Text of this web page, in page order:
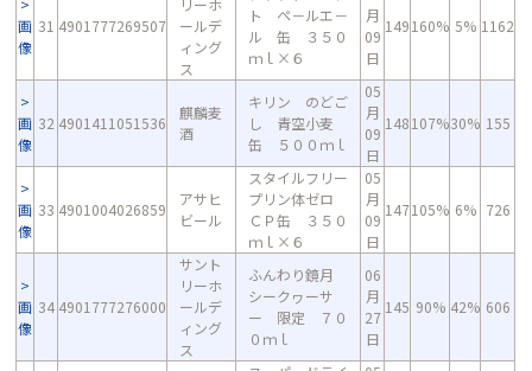
画
像
31 4901777269507
リーホ
ールデ
ィング
ス
ト ペ－ルエ－
ル 缶 ３５０
ｍｌ×６
月
09
日
149160% 5% 1162
画
像
32 4901411051536
麒麟麦
酒
キリン のどご
し 青空小麦
缶 ５００ｍｌ
05
月
09
日
148107%30% 155
画
像
33 4901004026859
アサヒ
ビール
スタイルフリー
プリン体ゼロ
ＣＰ缶 ３５０
ｍｌ×６
05
月
09
日
147105% 6% 726
画
像
34 4901777276000
サント
リーホ
ールデ
ィング
ス
ふんわり鏡月
シークヮーサ
ー 限定 ７０
０ｍｌ
06
月
27
日
145 90% 42% 606